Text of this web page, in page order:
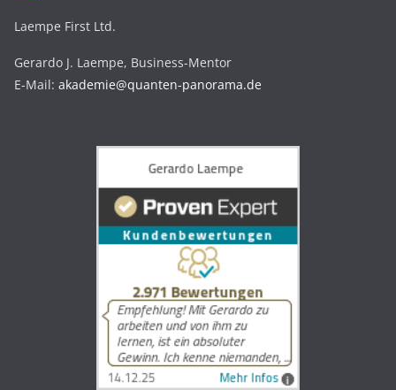
Laempe First Ltd.
Gerardo J. Laempe, Business-Mentor
E-Mail: akademie@quanten-panorama.de